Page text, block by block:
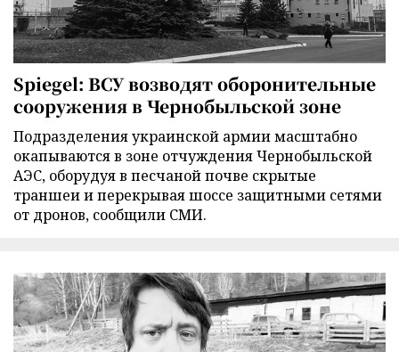
Spiegel: ВСУ возводят оборонительные
сооружения в Чернобыльской зоне
Подразделения украинской армии масштабно
окапываются в зоне отчуждения Чернобыльской
АЭС, оборудуя в песчаной почве скрытые
траншеи и перекрывая шоссе защитными сетями
от дронов, сообщили СМИ.